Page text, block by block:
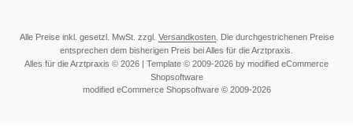
Alle Preise inkl. gesetzl. MwSt. zzgl. Versandkosten. Die durchgestrichenen Preise
entsprechen dem bisherigen Preis bei Alles für die Arztpraxis.
Alles für die Arztpraxis © 2026 | Template © 2009-2026 by modified eCommerce
Shopsoftware
modified eCommerce Shopsoftware © 2009-2026